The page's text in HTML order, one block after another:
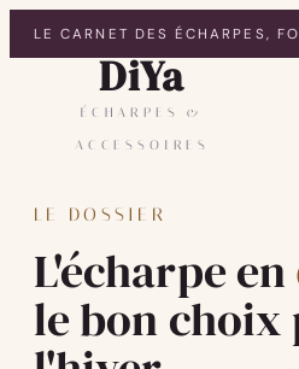
DiYa
ÉCHARPES &
ACCESSOIRES
LE DOSSIER
L'écharpe en
le bon choix